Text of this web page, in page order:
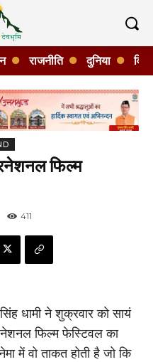
राजनीति दुनिया
फिल्म
411
धामी ने शुक्रवार को सायं
फिल्म फेस्टिवल का
में वो ताकत होती है जो कि